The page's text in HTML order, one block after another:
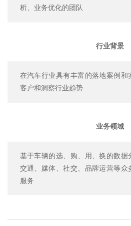
析、业务优化的团队
行业背景
在汽车行业具有丰富的落地案例和
客户和洞察行业趋势
业务领域
基于车辆的选、购、用、换的数据
交通、媒体、社交、品牌运营等众
服务